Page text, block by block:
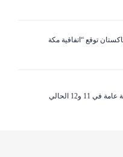
توقع “اتفاقية مكة
11 و12 الحالي